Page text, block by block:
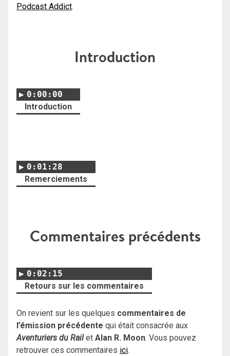
Podcast Addict.
Introduction
0:00:00
Introduction
0:01:28
Remerciements
Commentaires précédents
0:02:15
Retours sur les commentaires
On revient sur les quelques commentaires de
l’émission précédente qui était consacrée aux
Aventuriers du Railet Alan R. Moon. Vous pouvez
retrouver ces commentaires ici.